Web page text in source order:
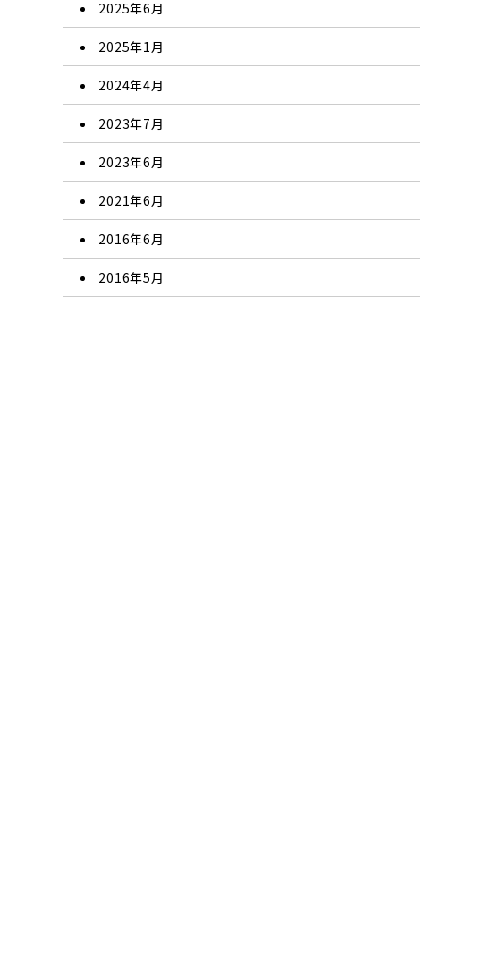
2025年6月
2025年1月
2024年4月
2023年7月
2023年6月
2021年6月
2016年6月
2016年5月